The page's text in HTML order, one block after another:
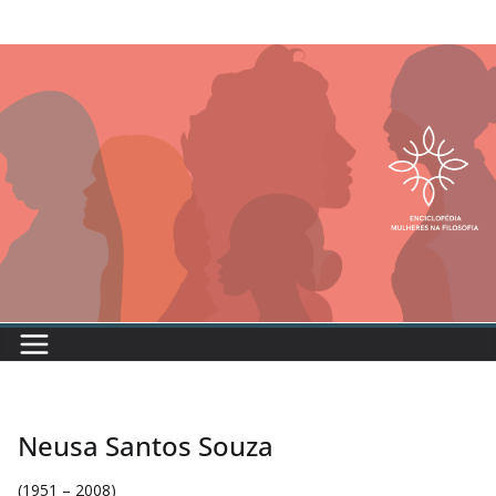
Neusa Santos Souza
(1951 – 2008)